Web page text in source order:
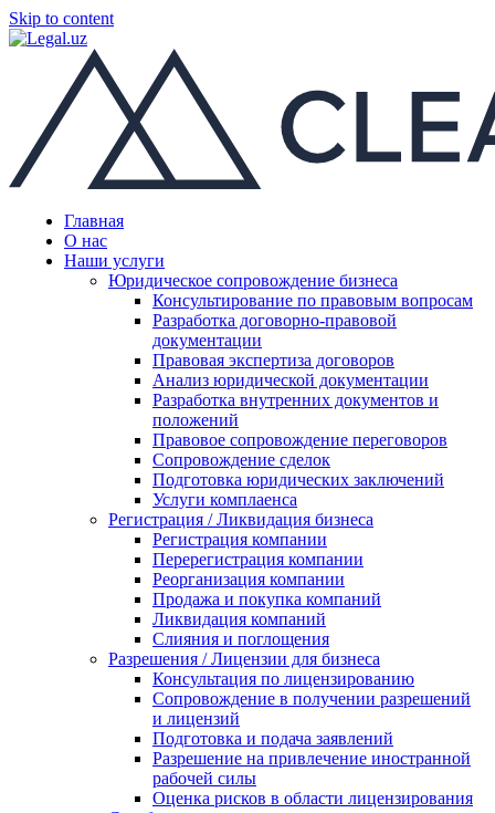
Skip to content
Главная
О нас
Наши услуги
Юридическое сопровождение бизнеса
Консультирование по правовым вопросам
Разработка договорно-правовой
документации
Правовая экспертиза договоров
Анализ юридической документации
Разработка внутренних документов и
положений
Правовое сопровождение переговоров
Сопровождение сделок
Подготовка юридических заключений
Услуги комплаенса
Регистрация / Ликвидация бизнеса
Регистрация компании
Перерегистрация компании
Реорганизация компании
Продажа и покупка компаний
Ликвидация компаний
Слияния и поглощения
Разрешения / Лицензии для бизнеса
Консультация по лицензированию
Сопровождение в получении разрешений
и лицензий
Подготовка и подача заявлений
Разрешение на привлечение иностранной
рабочей силы
Оценка рисков в области лицензирования